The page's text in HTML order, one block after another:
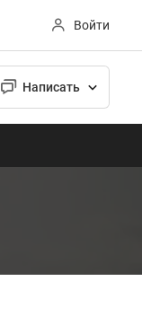
Войти
Написать